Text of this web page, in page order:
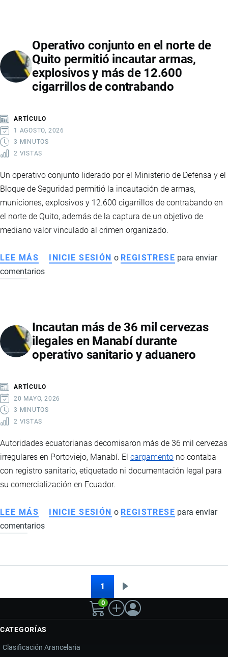
DE
CONTRABANDO
EN
OPERATIVO
COMERCIO
ILEGAL
EN
Operativo conjunto en el norte de
Quito permitió incautar armas,
explosivos y más de 12.600
cigarrillos de contrabando
ARTÍCULO
1 AGOSTO, 2026
3 MINUTOS
2 VISTAS
Un operativo conjunto liderado por el Ministerio de Defensa y el
Bloque de Seguridad permitió la incautación de armas,
municiones, explosivos y 12.600 cigarrillos de contrabando en
el norte de Quito, además de la captura de un objetivo de
mediano valor vinculado al crimen organizado.
LEE MÁS SOBRE
OPERATIVO
NORTE
DE
QUITO
ARMAS,
EXPLOSIVOS
Y
CIGARRILLOS
CONTRABANDO
INICIE SESIÓN o REGISTRESE para enviar
comentarios
Incautan más de 36 mil cervezas
ilegales en Manabí durante
operativo sanitario y aduanero
ARTÍCULO
20 MAYO, 2026
3 MINUTOS
2 VISTAS
Autoridades ecuatorianas decomisaron más de 36 mil cervezas
irregulares en Portoviejo, Manabí. El cargamento no contaba
con registro sanitario, etiquetado ni documentación legal para
su comercialización en Ecuador.
LEE MÁS SOBRE
INCAUTAN
36
EN
DURANTE
INICIE SESIÓN o REGISTRESE para enviar
comentarios
1
página
0
CATEGORÍAS
Clasificación Arancelaria